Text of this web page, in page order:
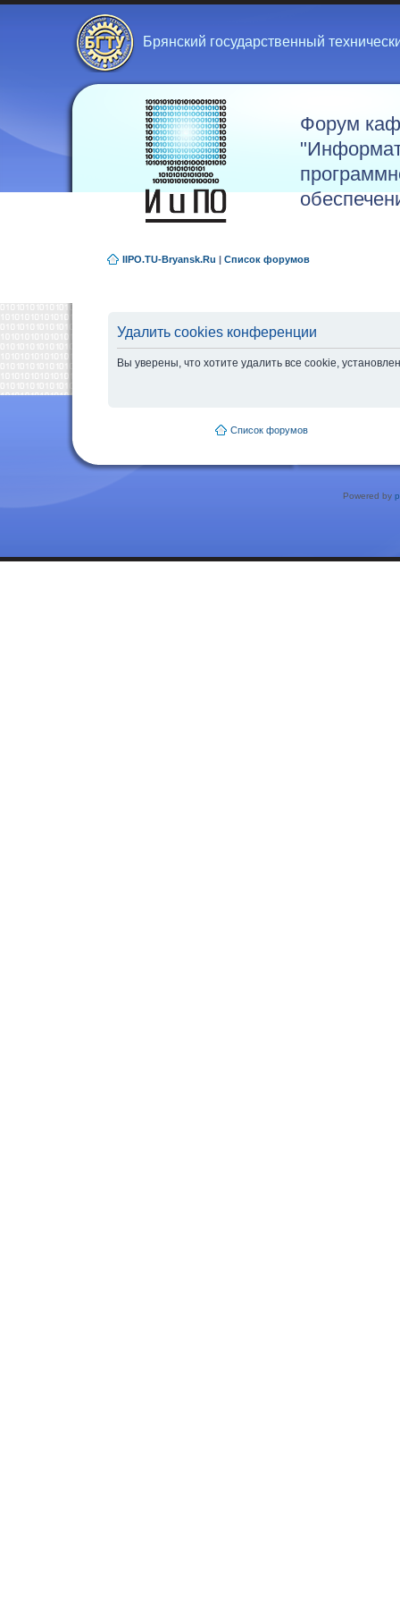
Брянский государственный
Форум
IIPO.TU-Bryansk.Ru | Список форумов
Удалить cookies конференции
Вы уверены, что хотите удалить все cookie,
Список форумов
Powered by